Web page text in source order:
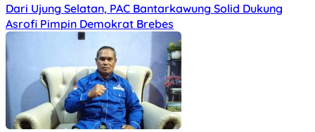
Dari Ujung Selatan, PAC Bantarkawung Solid Dukung
Asrofi Pimpin Demokrat Brebes